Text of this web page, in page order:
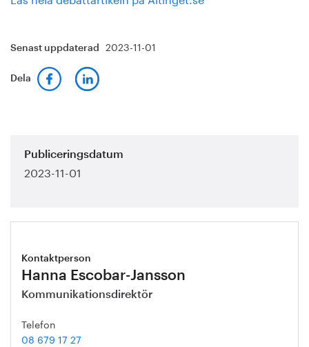
Senast uppdaterad 2023-11-01
Dela
Publiceringsdatum
2023-11-01
Kontaktperson
Hanna Escobar-Jansson
Kommunikationsdirektör
Telefon
08 679 17 27